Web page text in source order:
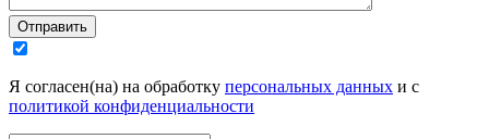
Отправить
Я согласен(на) на обработку персональных данных и с
политикой конфиденциальности